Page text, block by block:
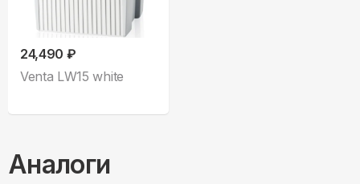
24,490 ₽
Venta LW15 white
Аналоги